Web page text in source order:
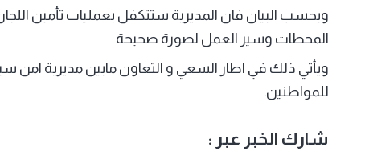
وبحسب البيان فان المديرية ستتكفل بعمليات تأمين
المحطات وسير العمل لصورة صحيحة
ويأتي ذلك في اطار السعي و التعاون مابين مديرية امن
للمواطنين.
شارك الخبر عبر :